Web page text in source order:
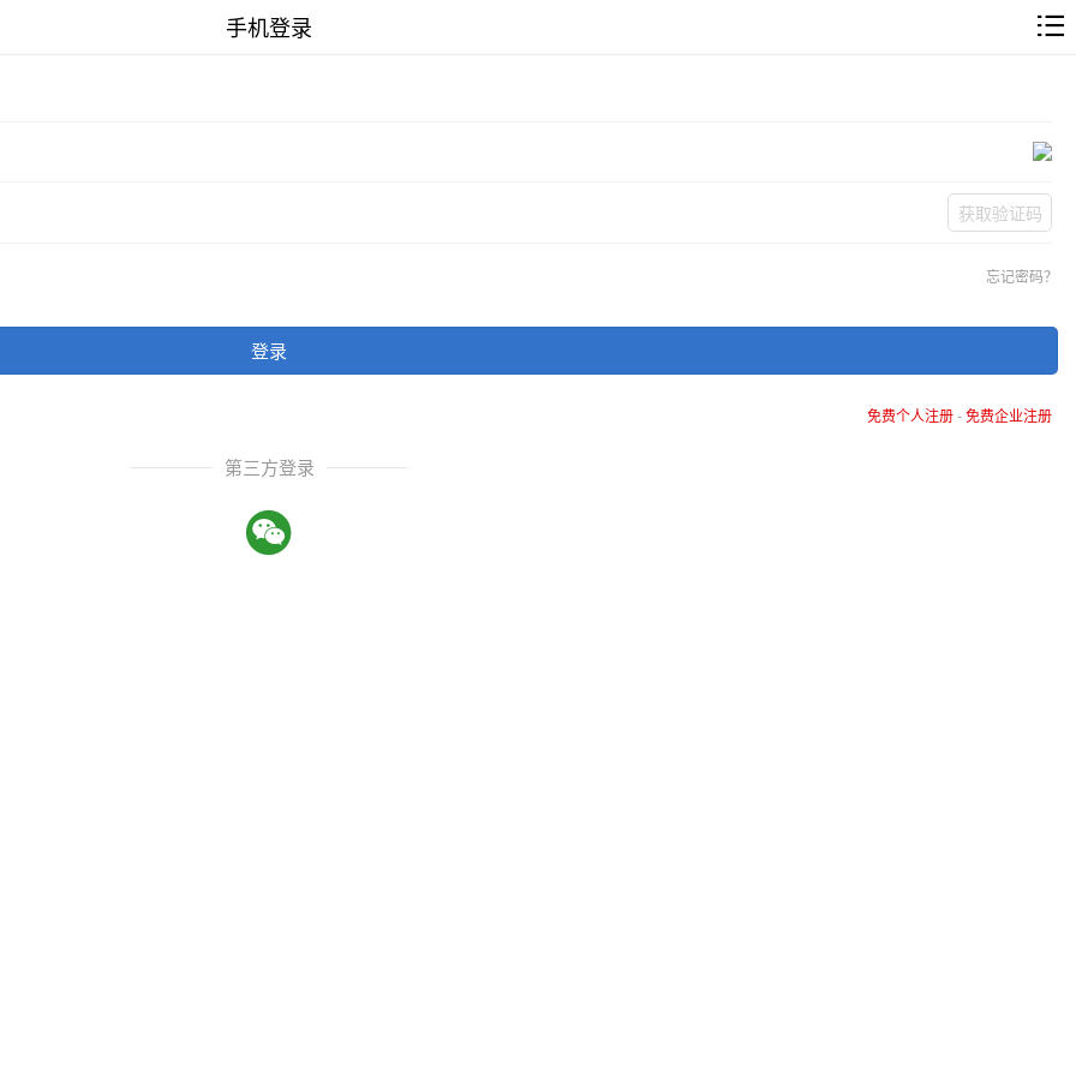
手机登录
获取验证码
忘记密码？
登录
免费个人注册-免费企业注册
第三方登录